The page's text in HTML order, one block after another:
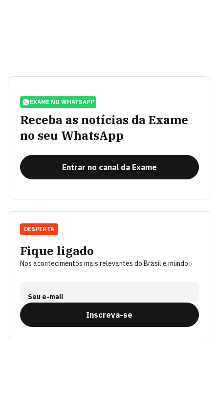
EXAME NO WHATSAPP
Receba as notícias da Exame
no seu WhatsApp
Entrar no canal da Exame
Fique ligado
Nos acontecimentos mais relevantes do Brasil e mundo.
Seu e-mail
Inscreva-se
DESPERTA